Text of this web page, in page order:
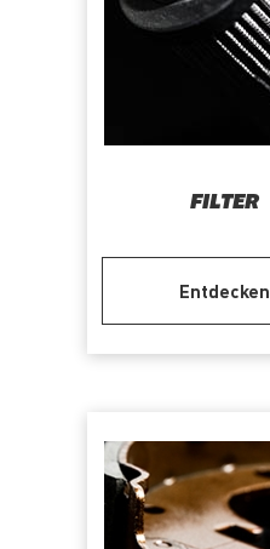
FILTER
Entdecken